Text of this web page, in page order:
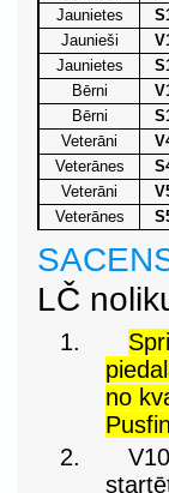
Jaunietes
Jaunieši
Jaunietes
Bērni
Bērni
Veterāni
Veterānes
Veterāni
Veterānes
LČ
1.
no
2.